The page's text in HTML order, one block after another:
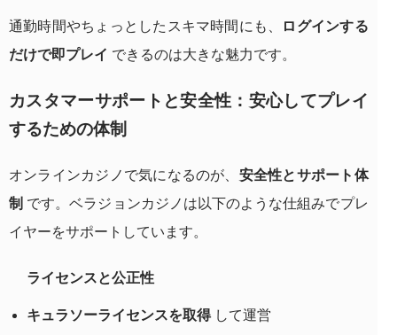
通勤時間やちょっとしたスキマ時間にも、
ログインする
だけで即プレイ できるのは大きな魅力です。
カスタマーサポートと安全性：安心してプレイ
するための体制
オンラインカジノで気になるのが、 安全性とサポート体
制 です。ベラジョンカジノは以下のような仕組みでプレ
イヤーをサポートしています。
ライセンスと公正性
キュラソーライセンスを取得して運営